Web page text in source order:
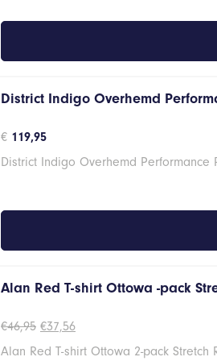
District Indigo Overhemd
€ 119,95
District Indigo Overhemd Performance
Alan Red T-shirt Ottowa -pack
€46,95 Oorspronkelijke
was:
€37,56Huidige
is:
Alan Red T-shirt Ottowa 2-pack Stretch